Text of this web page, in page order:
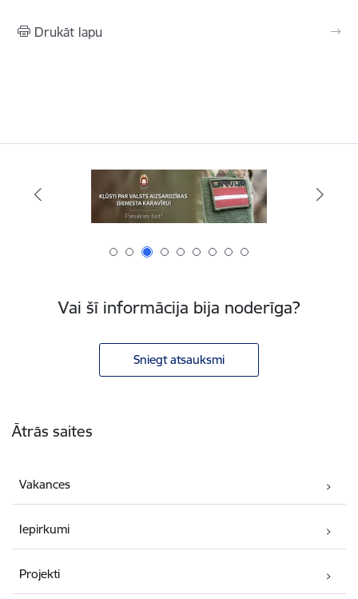
Drukāt lapu
Vai šī informācija bija noderīga?
Sniegt atsauksmi
Ātrās saites
Vakances
Iepirkumi
Projekti